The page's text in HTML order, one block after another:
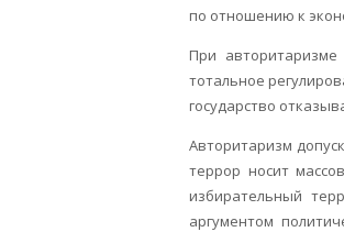
по отношению к
При авторитаризме
тотальное
государство
Авторитаризм
террор носит
избирательный
аргументом